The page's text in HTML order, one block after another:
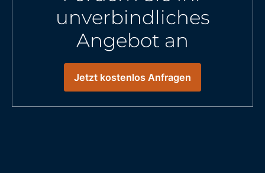
unverbindliches
Angebot an
Jetzt kostenlos Anfragen